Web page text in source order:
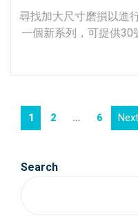
尋找加大尺寸磨損以進
一個新系列，可提供30
Posts
Page
1 Page
2 … Page
6
Search